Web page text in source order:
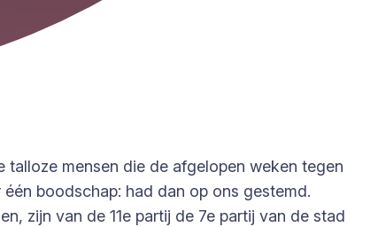
mensen die de afgelopen weken tegen
boodschap: had dan op ons gestemd.
zijn van de 11e partij de 7e partij van de stad